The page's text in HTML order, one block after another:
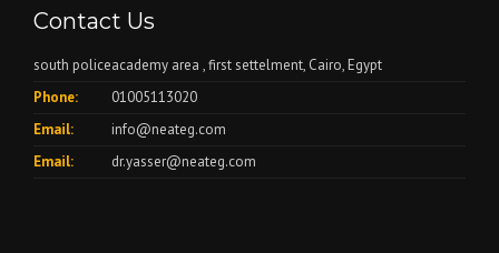
Contact Us
south policeacademy area , first settelment, Cairo, Egypt
Phone:
01005113020
Email:
info@neateg.com
Email:
dr.yasser@neateg.com